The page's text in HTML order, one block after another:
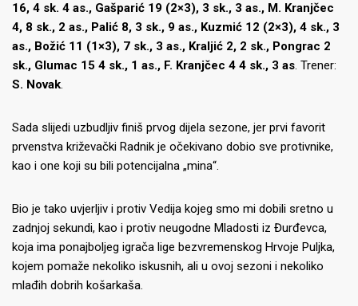
16, 4 sk. 4 as., Gašparić 19 (2×3), 3 sk., 3 as., M. Kranjčec
4, 8 sk., 2 as., Palić 8, 3 sk., 9 as., Kuzmić 12 (2×3), 4 sk., 3
as., Božić 11 (1×3), 7 sk., 3 as., Kraljić 2, 2 sk., Pongrac 2
sk., Glumac 15 4 sk., 1 as., F. Kranjčec 4 4 sk., 3 as. Trener:
S. Novak.
Sada slijedi uzbudljiv finiš prvog dijela sezone, jer prvi favorit
prvenstva križevački Radnik je očekivano dobio sve protivnike,
kao i one koji su bili potencijalna „mina“.
Bio je tako uvjerljiv i protiv Vedija kojeg smo mi dobili sretno u
zadnjoj sekundi, kao i protiv neugodne Mladosti iz Đurđevca,
koja ima ponajboljeg igrača lige bezvremenskog Hrvoje Puljka,
kojem pomaže nekoliko iskusnih, ali u ovoj sezoni i nekoliko
mlađih dobrih košarkaša.